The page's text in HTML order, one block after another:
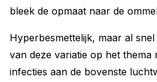
bleek de opmaat naar de
Hyperbesmettelijk, maar al
van deze variatie op het thema
infecties aan de bovenste